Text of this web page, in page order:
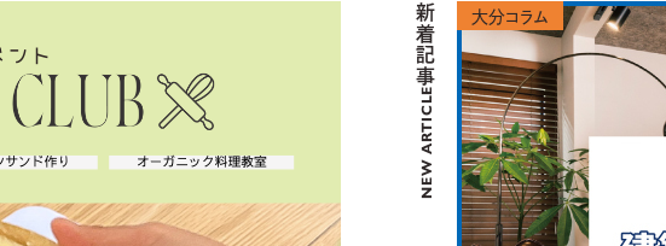
新着記事
NEW ARTICLE
大分コラム